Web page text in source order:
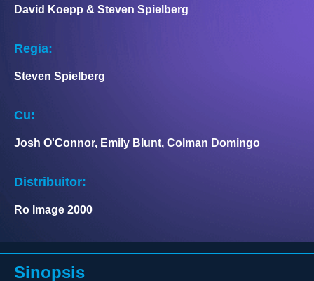
David Koepp & Steven Spielberg
Regia:
Steven Spielberg
Cu:
Josh O'Connor, Emily Blunt, Colman Domingo
Distribuitor:
Ro Image 2000
Sinopsis